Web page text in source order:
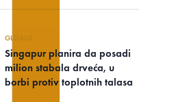
GLOBUS
Singapur planira da posadi
milion stabala drveća, u
borbi protiv toplotnih talasa